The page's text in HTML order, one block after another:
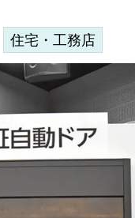
住宅・工務店